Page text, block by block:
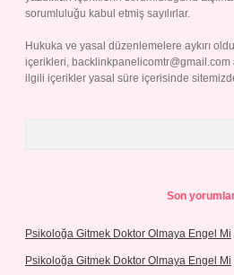
sorumluluğu kabul etmiş sayılırlar.
Hukuka ve yasal düzenlemelere aykırı
içerikleri, backlinkpanelicomtr@gmail.com
ilgili içerikler yasal süre içerisinde
Son
Psikoloğa Gitmek Doktor Olmaya Engel Mi
Psikoloğa Gitmek Doktor Olmaya Engel Mi